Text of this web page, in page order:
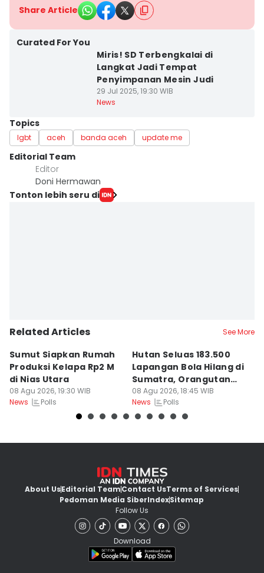
Share Article
Curated For You
Miris! SD Terbengkalai di
Langkat Jadi Tempat
Penyimpanan Mesin Judi
29 Jul 2025, 19:30 WIB
News
Topics
lgbt aceh banda aceh update me
Editorial Team
Editor
Doni Hermawan
Tonton lebih seru di
Related Articles See More
Sumut Siapkan Rumah
Produksi Kelapa Rp2 M
di Nias Utara
08 Agu 2026, 19:30 WIB
News
Polls
Hutan Seluas 183.500
Lapangan Bola Hilang di
Sumatra, Orangutan
Tertekan
08 Agu 2026, 18:45 WIB
News
Polls
About UsEditorial TeamContact UsTerms of Services
Pedoman Media SiberIndexSitemap
Follow Us
Download